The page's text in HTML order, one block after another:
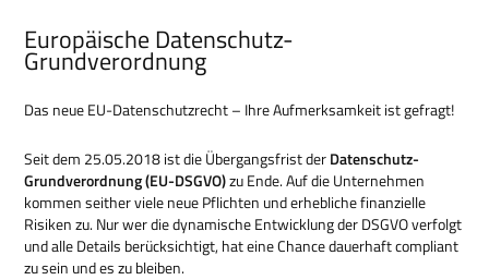
Europäische Datenschutz-
Grundverordnung
Das neue EU-Datenschutzrecht – Ihre Aufmerksamkeit ist gefragt!
Seit dem 25.05.2018 ist die Übergangsfrist derDatenschutz-
Grundverordnung (EU-DSGVO)zu Ende. Auf die Unternehmen
kommen seither viele neue Pflichten und erhebliche finanzielle
Risiken zu. Nur wer die dynamische Entwicklung der DSGVO verfolgt
und alle Details berücksichtigt, hat eine Chance dauerhaft compliant
zu sein und es zu bleiben.